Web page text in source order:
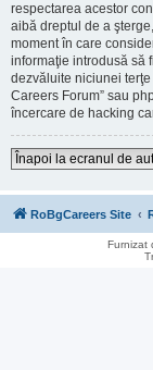
respectarea acestor
aibă dreptul de a
moment în care
informaţie introdusă să
dezvăluite niciunei
Careers Forum” sau
încercare de hacking
Înapoi la ecranul de
RoBgCareers Site
Furnizat